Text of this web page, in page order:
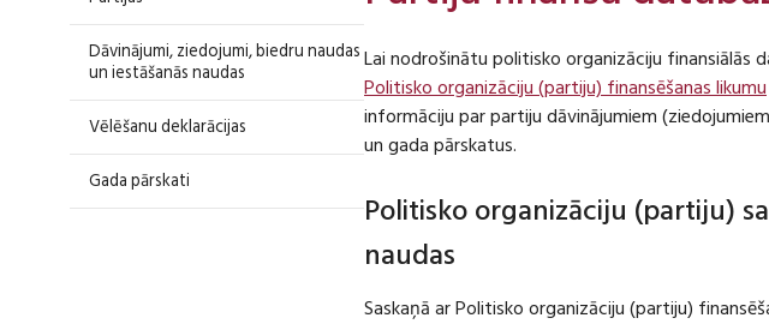
Dāvinājumi, ziedojumi, biedru naudas
un iestāšanās naudas
Vēlēšanu deklarācijas
Gada pārskati
Lai nodrošinātu politisko organizāciju finansiālās
Politisko organizāciju (partiju) finansēšanas likumu
informāciju par partiju dāvinājumiem
un gada pārskatus.
Politisko organizāciju (partiju)
naudas
Saskaņā ar Politisko organizāciju (partiju)